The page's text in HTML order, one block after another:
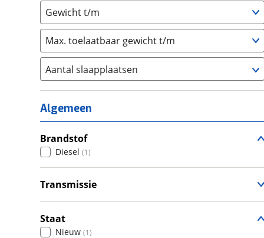
Gewicht t/m
Max. toelaatbaar gewicht t/m
Aantal slaapplaatsen
1 (0)
2 (1)
3 (0)
4 (0)
5 (0)
6+ (0)
Algemeen
Brandstof
Diesel (1)
Transmissie
Staat
Nieuw (1)